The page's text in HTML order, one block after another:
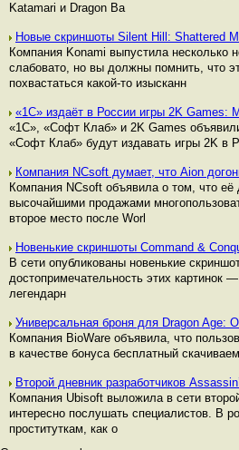
Katamari и Dragon Ba
Новые скриншоты Silent Hill: Shattered
Компания Konami выпустила несколько
слабовато, но вы должны помнить, что
похвастаться какой-то изысканн
«1С» издаёт в России игры 2K Games:
«1С», «Софт Клаб» и 2K Games
«Софт Клаб» будут издавать игры 2K в
Компания NCsoft думает, что Aion
Компания NCsoft объявила о том, что
высочайшими продажами
второе место после Worl
Новенькие скриншоты Command &
В сети опубликованы новенькие
достопримечательность этих картинок
легендарн
Универсальная броня для Dragon Age:
Компания BioWare объявила, что
в качестве бонуса бесплатный
Второй дневник разработчиков
Компания Ubisoft выложила в сети
интересно послушать специалистов. В
проституткам, как о